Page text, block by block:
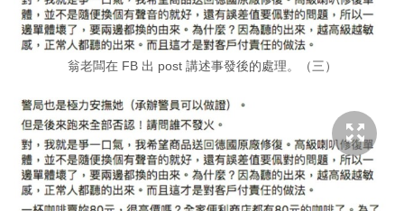
翁老闆在 FB 出 post 講述事發後的處理。（三）